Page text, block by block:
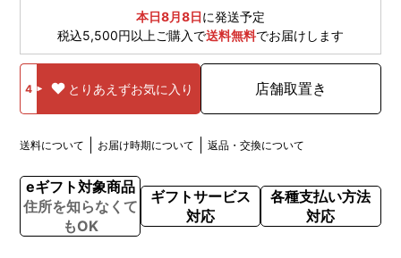
本日8月8日に発送予定
税込5,500円以上ご購入で送料無料でお届けします
4 とりあえずお気に入り 店舗取置き
送料について お届け時期について 返品・交換について
eギフト対象商品
住所を知らなくて
もOK
ギフトサービス
対応
各種支払い方法
対応